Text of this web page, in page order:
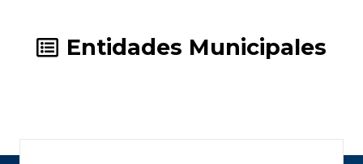
Entidades Municipales